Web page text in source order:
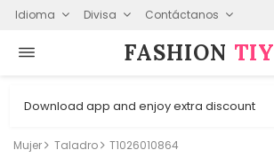
Idioma Divisa Contáctanos
FASHION⁠ TIY
Download app and enjoy extra discount
Mujer Taladro T1026010864